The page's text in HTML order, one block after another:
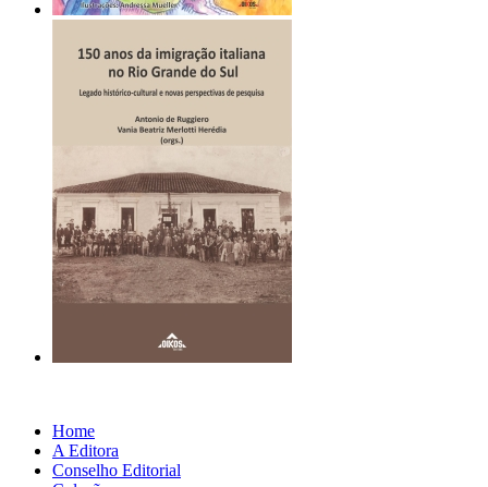
Home
A Editora
Conselho Editorial